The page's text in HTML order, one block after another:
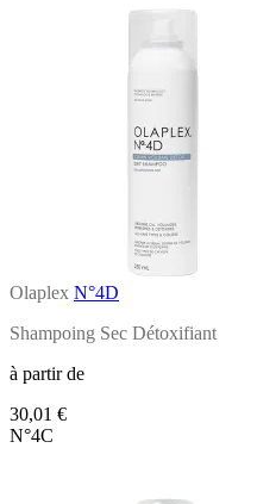
Olaplex N°4D
Shampoing Sec Détoxifiant
à partir de
30,01 €
N°4C